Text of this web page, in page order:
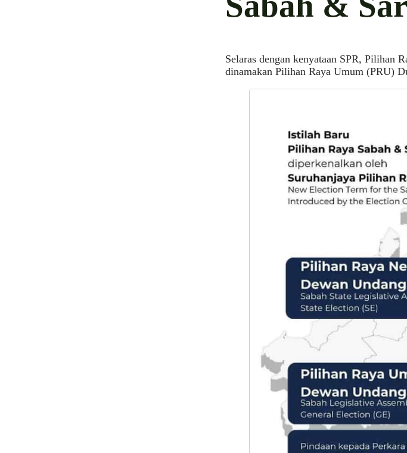
Selaras dengan kenyataan SPR, Pilihan
dinamakan Pilihan Raya Umum (PRU)